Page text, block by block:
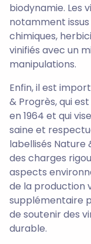
biodynamie. Les
notamment
chimiques,
vinifiés avec un
manipulations.
Enfin, il est
& Progrès, qui
en 1964 et qui
saine et
labellisés Nature
des charges
aspects
de la production
supplémentaire
de soutenir des
durable.